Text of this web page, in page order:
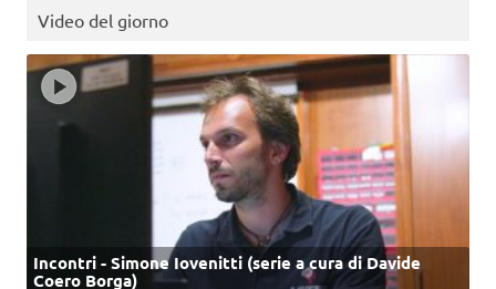
Video del giorno
Incontri - Simone Iovenitti (serie a cura di Davide
Coero Borga)